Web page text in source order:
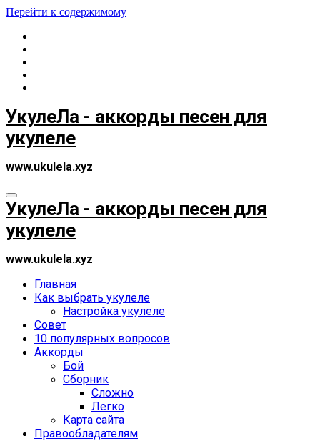
Перейти к содержимому
УкулеЛа - аккорды песен для
укулеле
www.ukulela.xyz
УкулеЛа - аккорды песен для
укулеле
www.ukulela.xyz
Главная
Как выбрать укулеле
Настройка укулеле
Совет
10 популярных вопросов
Аккорды
Бой
Сборник
Сложно
Легко
Карта сайта
Правообладателям